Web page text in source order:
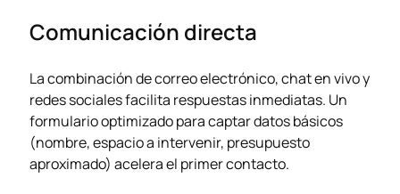
Comunicación directa
La combinación de correo electrónico, chat en vivo y
redes sociales facilita respuestas inmediatas. Un
formulario optimizado para captar datos básicos
(nombre, espacio a intervenir, presupuesto
aproximado) acelera el primer contacto.